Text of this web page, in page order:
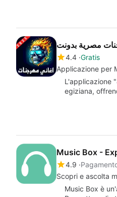
مصرية بدونت
4.4 Gratis
Applicazione per
L'applicazione "احدث اغاني مهرجنات مصرية بدونت" è un'ottima risorsa per gli amanti della musica
egiziana,
Music Box -
4.9
Scopri e ascolta
Music Box è